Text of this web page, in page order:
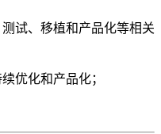
试、移植和产品化等相关
优化和产品化；